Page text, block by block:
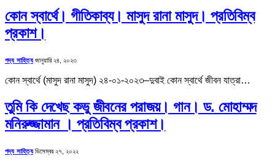
কোন স্বার্থে। গীতিকাব্য। মাসুদ রানা মাসুদ। প্রতিবিম্ব
প্রকাশ।
পদ্য সাহিত্য জানুয়ারি ২৪, ২০২৩
কোন স্বার্থে (মাসুদ রানা মাসুদ) ২৪-০১-২০২৩–দুবাই কোন স্বার্থে জীবন যাত্রা…
তুমি কি দেখেছ কভু জীবনের পরাজয়। গান। ড. মোহাম্মদ
মনিরুজ্জামান । প্রতিবিম্ব প্রকাশ।
পদ্য সাহিত্য ডিসেম্বর ২৭, ২০২২